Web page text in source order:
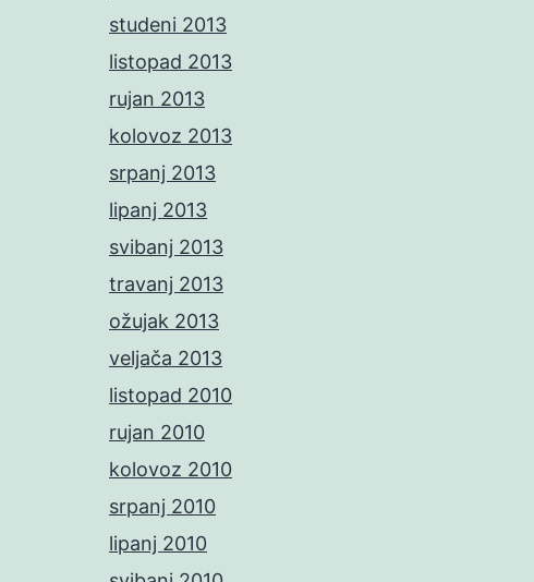
studeni 2013
listopad 2013
rujan 2013
kolovoz 2013
srpanj 2013
lipanj 2013
svibanj 2013
travanj 2013
ožujak 2013
veljača 2013
listopad 2010
rujan 2010
kolovoz 2010
srpanj 2010
lipanj 2010